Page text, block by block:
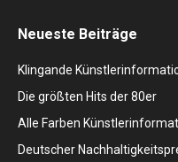
Neueste Beiträge
Klingande
Die größten Hits der 80er
Alle Farben
Deutscher